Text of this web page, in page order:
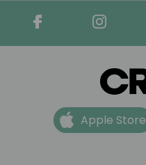
Apple Store